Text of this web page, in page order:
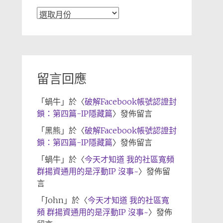
文
留言回應
「 蝸牛」於〈破解Facebook帳號認證封
鎖：第四篇-IP隱藏篇〉發佈留言
「 黑熊 」於〈破解Facebook帳號認證封
鎖：第四篇-IP隱藏篇〉發佈留言
「 蝸牛」於〈今天才知道 我的社區寬頻
群揚資通用的是浮動IP 沒事~〉發佈留
言
「 John」於〈今天才知道 我的社區寬
頻 群揚資通用的是浮動IP 沒事~〉發佈